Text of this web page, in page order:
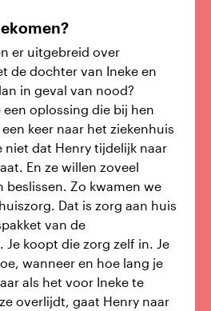
er uitgebreid over
de dochter van Ineke en
in geval van nood?
oplossing die bij hen
keer naar het ziekenhuis
niet dat Henry tijdelijk naar
En ze willen zoveel
beslissen. Zo kwamen we
Dat is zorg aan huis
van de
Je koopt die zorg zelf in. Je
wanneer en hoe lang je
als het voor Ineke te
overlijdt, gaat Henry naar